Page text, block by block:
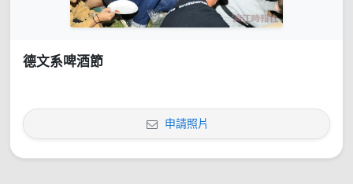
德文系啤酒節
申請照片